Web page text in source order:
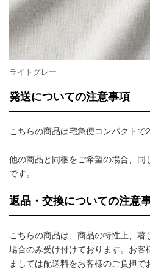
ライトグレー
発送についての注意事項
こちらの商品は宅急便コンパクトで
他の商品と同梱をご希望の場合、同
です。
返品・交換についての注意
こちらの商品は、商品の特性上、著
場合のみ受け付けております。お客
ましては配送料をお客様のご負担で